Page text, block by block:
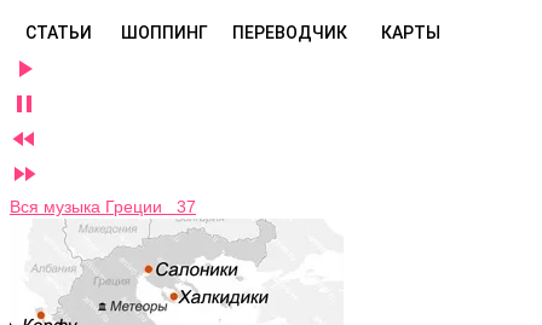
СТАТЬИ ШОППИНГ ПЕРЕВОДЧИК КАРТЫ




Вся музыка Греции 37